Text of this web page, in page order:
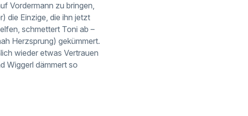
Vordermann zu bringen,
die Einzige, die ihn jetzt
schmettert Toni ab –
Herzsprung) gekümmert.
wieder etwas Vertrauen
Wiggerl dämmert so